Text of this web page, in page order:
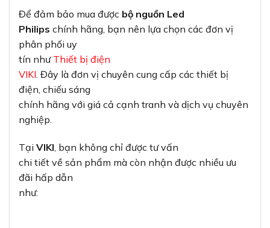
Để đảm bảo mua được bộ nguồn Led
Philips chính hãng, bạn nên lựa chọn các đơn vị
phân phối uy
tín như Thiết bị điện
VIKI . Đây là đơn vị chuyên cung cấp các thiết bị
điện, chiếu sáng
chính hãng với giá cả cạnh tranh và dịch vụ chuyên
nghiệp.
Tại VIKI , bạn không chỉ được tư vấn
chi tiết về sản phẩm mà còn nhận được nhiều ưu
đãi hấp dẫn
như: